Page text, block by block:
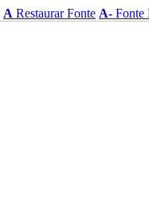
A Restaurar Fonte A- Fonte